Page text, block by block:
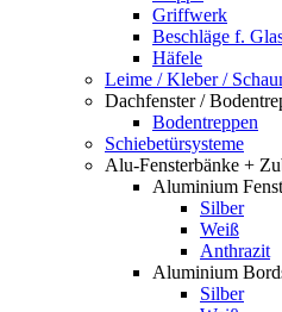
Griffwerk
Beschläge f.
Häfele
Leime / Kleber /
Dachfenster /
Bodentreppen
Schiebetürsysteme
Alu-Fensterbänke +
Aluminium
Silber
Weiß
Anthrazit
Aluminium
Silber